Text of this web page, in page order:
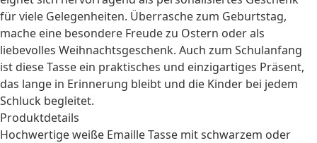
für viele Gelegenheiten. Überrasche zum Geburtstag,
mache eine besondere Freude zu Ostern oder als
liebevolles Weihnachtsgeschenk. Auch zum Schulanfang
ist diese Tasse ein praktisches und einzigartiges Präsent,
das lange in Erinnerung bleibt und die Kinder bei jedem
Schluck begleitet.
Produktdetails
Hochwertige weiße Emaille Tasse mit schwarzem oder